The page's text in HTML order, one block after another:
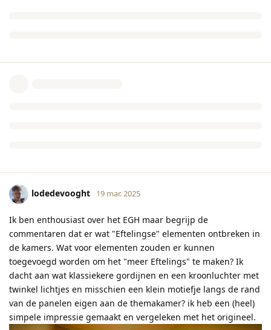
lodedevooght 19 mar. 2025
Ik ben enthousiast over het EGH maar begrijp de
commentaren dat er wat "Eftelingse" elementen ontbreken in
de kamers. Wat voor elementen zouden er kunnen
toegevoegd worden om het "meer Eftelings" te maken? Ik
dacht aan wat klassiekere gordijnen en een kroonluchter met
twinkel lichtjes en misschien een klein motiefje langs de rand
van de panelen eigen aan de themakamer? ik heb een (heel)
simpele impressie gemaakt en vergeleken met het origineel.